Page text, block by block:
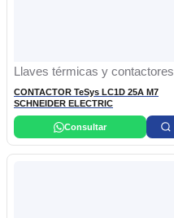
Llaves térmicas y contactores
CONTACTOR TeSys LC1D 25A M7
SCHNEIDER ELECTRIC
Consultar